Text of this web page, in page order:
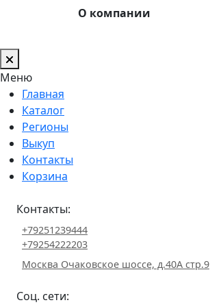
О компании
Меню
Главная
Каталог
Регионы
Выкуп
Контакты
Корзина
Контакты:
+79251239444
+79254222203
Москва Очаковское шоссе, д.40А стр.9
Соц. сети: